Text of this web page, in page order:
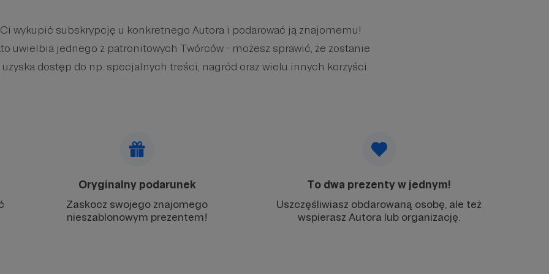
wykupić subskrypcję u konkretnego Autora i podarować ją znajomemu!
uwielbia jednego z patronitowych Twórców - możesz sprawić, że zostanie
dostęp do np. specjalnych treści, nagród oraz wielu innych korzyści.
Oryginalny podarunek
Zaskocz swojego znajomego
nieszablonowym prezentem!
To dwa prezenty w jednym!
Uszczęśliwiasz obdarowaną osobę, ale też
wspierasz Autora lub organizację.